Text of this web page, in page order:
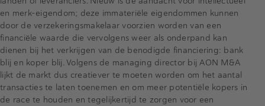
en merk-eigendom; deze immateriële eigendommen kunnen
door de verzekeringsmakelaar voorzien worden van een
financiële waarde die vervolgens weer als onderpand kan
dienen bij het verkrijgen van de benodigde financiering: bank
blij en koper blij. Volgens de managing director bij AON M&A
lijkt de markt dus creatiever te moeten worden om het aantal
transacties te laten toenemen en om meer potentiële kopers in
de race te houden en tegelijkertijd te zorgen voor een